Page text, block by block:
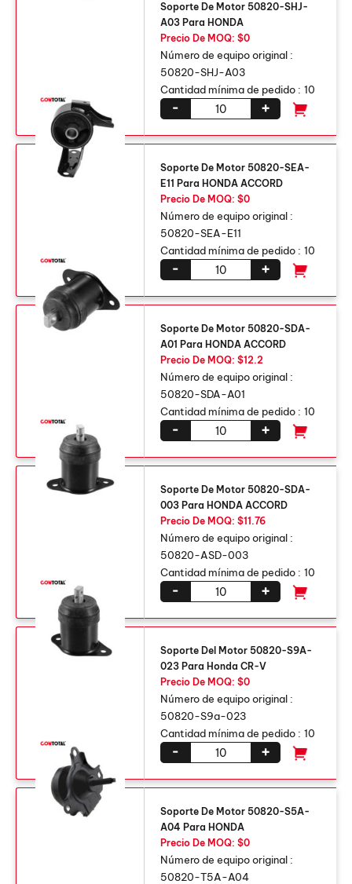
Soporte De Motor 50820-SHJ-
A03 Para HONDA
Precio De MOQ: $0
Número de equipo original :
50820-SHJ-A03
Cantidad mínima de pedido : 10
+
-
Soporte De Motor 50820-SEA-
E11 Para HONDA ACCORD
Precio De MOQ: $0
Número de equipo original :
50820-SEA-E11
Cantidad mínima de pedido : 10
+
-
Soporte De Motor 50820-SDA-
A01 Para HONDA ACCORD
Precio De MOQ: $12.2
Número de equipo original :
50820-SDA-A01
Cantidad mínima de pedido : 10
+
-
Soporte De Motor 50820-SDA-
003 Para HONDA ACCORD
Precio De MOQ: $11.76
Número de equipo original :
50820-ASD-003
Cantidad mínima de pedido : 10
+
-
Soporte Del Motor 50820-S9A-
023 Para Honda CR-V
Precio De MOQ: $0
Número de equipo original :
50820-S9a-023
Cantidad mínima de pedido : 10
+
-
Soporte De Motor 50820-S5A-
A04 Para HONDA
Precio De MOQ: $0
Número de equipo original :
50820-T5A-A04